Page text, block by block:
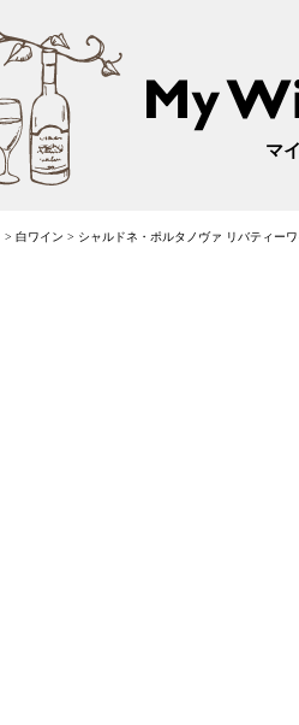
マ
> 白ワイン > シャルドネ・ポルタノヴァ リバティー